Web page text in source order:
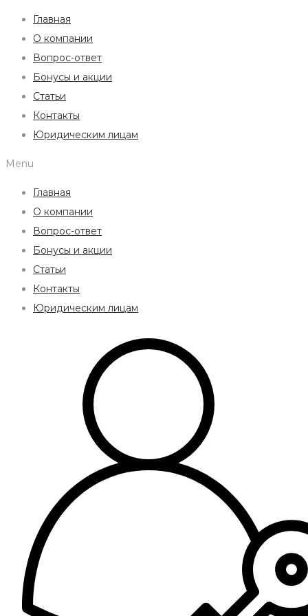
Главная
О компании
Вопрос-ответ
Бонусы и акции
Статьи
Контакты
Юридическим лицам
Menu
Главная
О компании
Вопрос-ответ
Бонусы и акции
Статьи
Контакты
Юридическим лицам